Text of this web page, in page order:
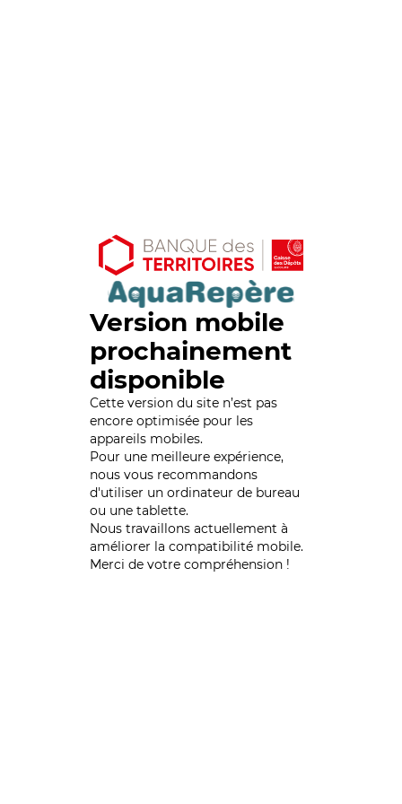
Version mobile
prochainement
disponible
Cette version du site n’est pas
encore optimisée pour les
appareils mobiles.
Pour une meilleure expérience,
nous vous recommandons
d'utiliser un ordinateur de bureau
ou une tablette.
Nous travaillons actuellement à
améliorer la compatibilité mobile.
Merci de votre compréhension !